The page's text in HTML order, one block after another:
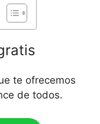
te ofrecemos
de todos.